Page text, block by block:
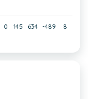
0 145 634 -489 8